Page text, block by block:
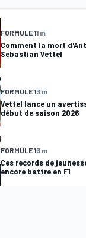
FORMULE 11 m
Comment la mort
Sebastian Vettel
FORMULE 13 m
Vettel lance un
début de saison 2026
FORMULE 13 m
Ces records de
encore battre en F1